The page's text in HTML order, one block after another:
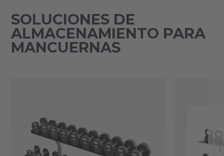
SOLUCIONES DE
ALMACENAMIENTO PARA
MANCUERNAS